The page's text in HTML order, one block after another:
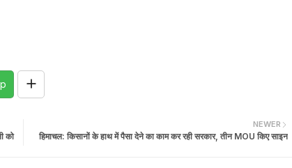
NEWER
हिमाचल: किसानों के हाथ में पैसा देने का काम कर रही सरकार, तीन MOU किए साइन
को